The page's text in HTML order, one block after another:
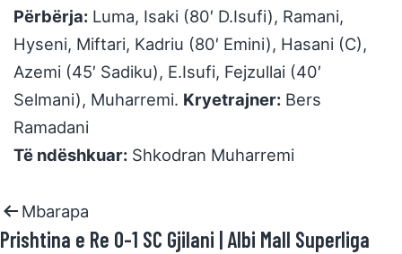
Përbërja: Luma, Isaki (80′ D.Isufi), Ramani,
Hyseni, Miftari, Kadriu (80′ Emini), Hasani (C),
Azemi (45′ Sadiku), E.Isufi, Fejzullai (40′
Selmani), Muharremi. Kryetrajner: Bers
Ramadani
Të ndëshkuar: Shkodran Muharremi
Mbarapa
Prishtina e Re 0-1 SC Gjilani | Albi Mall Superliga